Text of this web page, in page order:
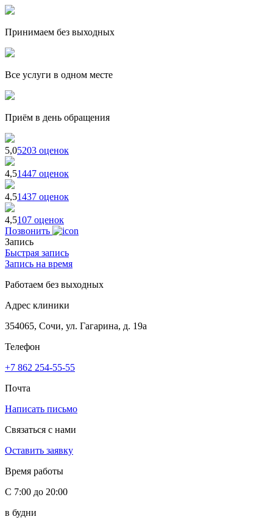
Принимаем без выходных
Все услуги в одном месте
Приём в день обращения
5,05203 оценок
4,51447 оценок
4,51437 оценок
4,5107 оценок
Позвонить
Запись
Быстрая запись
Запись на время
Работаем без выходных
Адрес клиники
354065, Сочи, ул. Гагарина, д. 19а
Телефон
+7 862 254-55-55
Почта
Написать письмо
Связаться с нами
Оставить заявку
Время работы
С 7:00 до 20:00
в будни